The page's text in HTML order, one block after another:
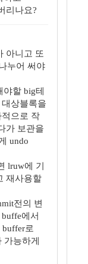
리나요?
아니고 또
누어 써야
할 big테
상블록을
으로 작
가 보관을
undo
lruw에 기
재사용할
전의 변
에서
buffer로
가능하게